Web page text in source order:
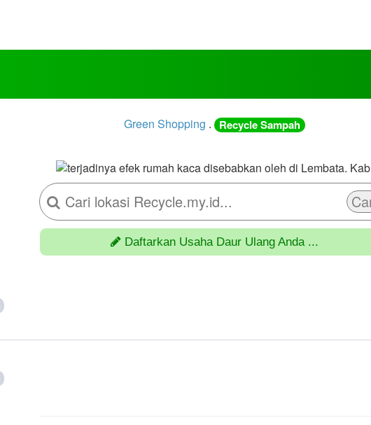
Green Shopping . Recycle Sampah
Daftarkan Usaha Daur Ulang Anda ...